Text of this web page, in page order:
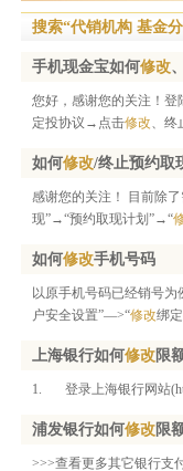
搜索“代销机构 基金
手机现金宝如何修改
您好，感谢您的关注！
定投协议→点击修改 、终
如何修改/终止预约取
感谢您的关注！ 目前除
现”→“预约取现计划”→“
如何修改手机号码
以原手机号码已经销号
户安全设置”—>“修改绑
上海银行如何修改限
1. 登录上海银行网站
浦发银行如何修改限
>>>查看更多其它银行支